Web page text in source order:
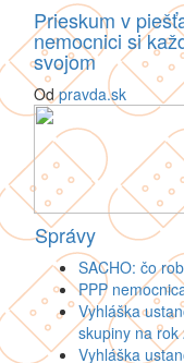
Prieskum v
nemocnici si
svojom
Odpravda.sk
Správy
SACHO: čo
PPP
Vyhláška
skupiny na rok
Vyhláška